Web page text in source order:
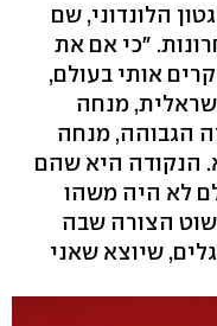
הלונדוני, שם
"כי אם את
אותי בעולם,
מנחה
הגבוהה, מנחה
הנקודה היא שהם
לא היה משהו
הצורה שבה
שיוצא שאני